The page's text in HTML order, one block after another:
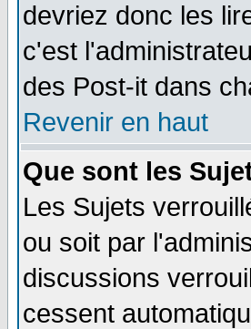
devriez donc les
c'est
des Post-it dans
Revenir en haut
Que sont les
Les Sujets
ou soit par
discussions
cessent